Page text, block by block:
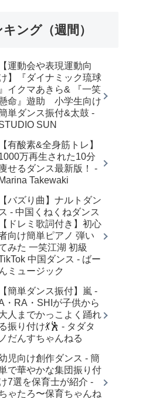
ング（週間）
【運動会や表現運動向
】『ダイナミック琉球
』イクマあきら& 『一笑
命』遊助 小学生向け
単ダンス振付&太鼓 -
SUN
【有酸素&全身筋トレ】
万再生された10分
せるダンス最新版！ -
Marina Takewaki
【バズり曲】ナルトダン
ス - 中国くねくねダンス
【ドレミ歌詞付き】初心
向け簡単ピアノ 弾い
みた 一笑江湖 初級
中国ダンス - ばー
んミュージック
【簡単ダンス振付】嵐 -
・RA・SHIが子供から
人までかっこよく踊れ
る振り付け💃🕺 - タダタ
ノだんすちゃんねる
児向け創作ダンス - 簡
で華やかな集団振り付
7選を保育士が紹介 -
ゃたろ〜保育ちゃんね